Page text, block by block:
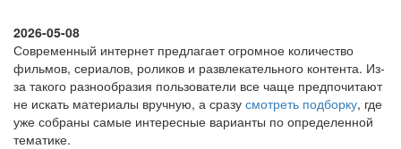
2026-05-08
Современный интернет предлагает огромное количество
фильмов, сериалов, роликов и развлекательного контента. Из-
за такого разнообразия пользователи все чаще предпочитают
не искать материалы вручную, а сразу смотреть подборку, где
уже собраны самые интересные варианты по определенной
тематике.